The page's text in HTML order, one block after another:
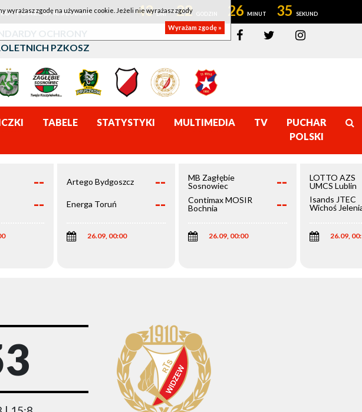
AZS UMCS LUBLIN 43 22 26 34
OCHRONY
PZKOSZ
TABELE STATYSTYKI MULTIMEDIA TV
PUCHAR
POLSKI
--
--
Artego Bydgoszcz --
Energa Toruń --
26.09, 00:00
MB Zagłębie
Sosnowiec
--
Contimax MOSIR
Bochnia
--
26.09, 00:00
LOTTO AZS
UMCS Lublin
Isands JTEC
Wichoś
26.09,
wyrażasz zgodę na używanie cookie. Jeżeli nie wyrażasz zgody
Wyrażam zgodę »